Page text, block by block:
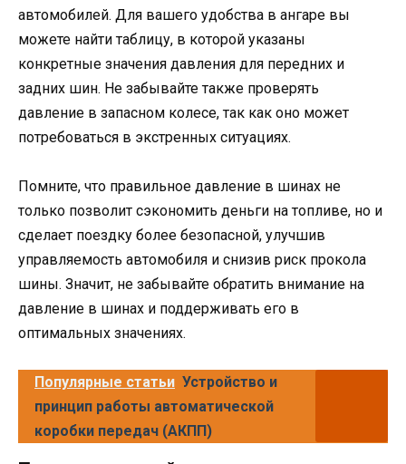
автомобилей. Для вашего удобства в ангаре вы
можете найти таблицу, в которой указаны
конкретные значения давления для передних и
задних шин. Не забывайте также проверять
давление в запасном колесе, так как оно может
потребоваться в экстренных ситуациях.
Помните, что правильное давление в шинах не
только позволит сэкономить деньги на топливе, но и
сделает поездку более безопасной, улучшив
управляемость автомобиля и снизив риск прокола
шины. Значит, не забывайте обратить внимание на
давление в шинах и поддерживать его в
оптимальных значениях.
Популярные статьи Устройство и
принцип работы автоматической
коробки передач (АКПП)